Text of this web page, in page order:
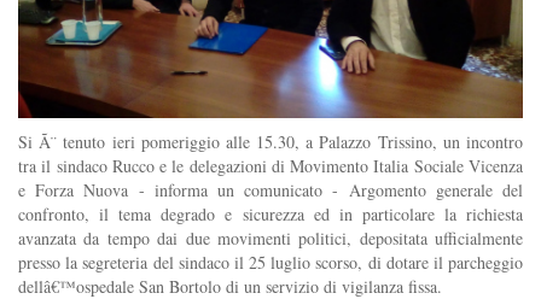
Si Ã¨ tenuto ieri pomeriggio alle 15.30, a Palazzo Trissino, un incontro
tra il sindaco Rucco e le delegazioni di Movimento Italia Sociale Vicenza
e Forza Nuova - informa un comunicato - Argomento generale del
confronto, il tema degrado e sicurezza ed in particolare la richiesta
avanzata da tempo dai due movimenti politici, depositata ufficialmente
presso la segreteria del sindaco il 25 luglio scorso, di dotare il parcheggio
dellâ€™ospedale San Bortolo di un servizio di vigilanza fissa.